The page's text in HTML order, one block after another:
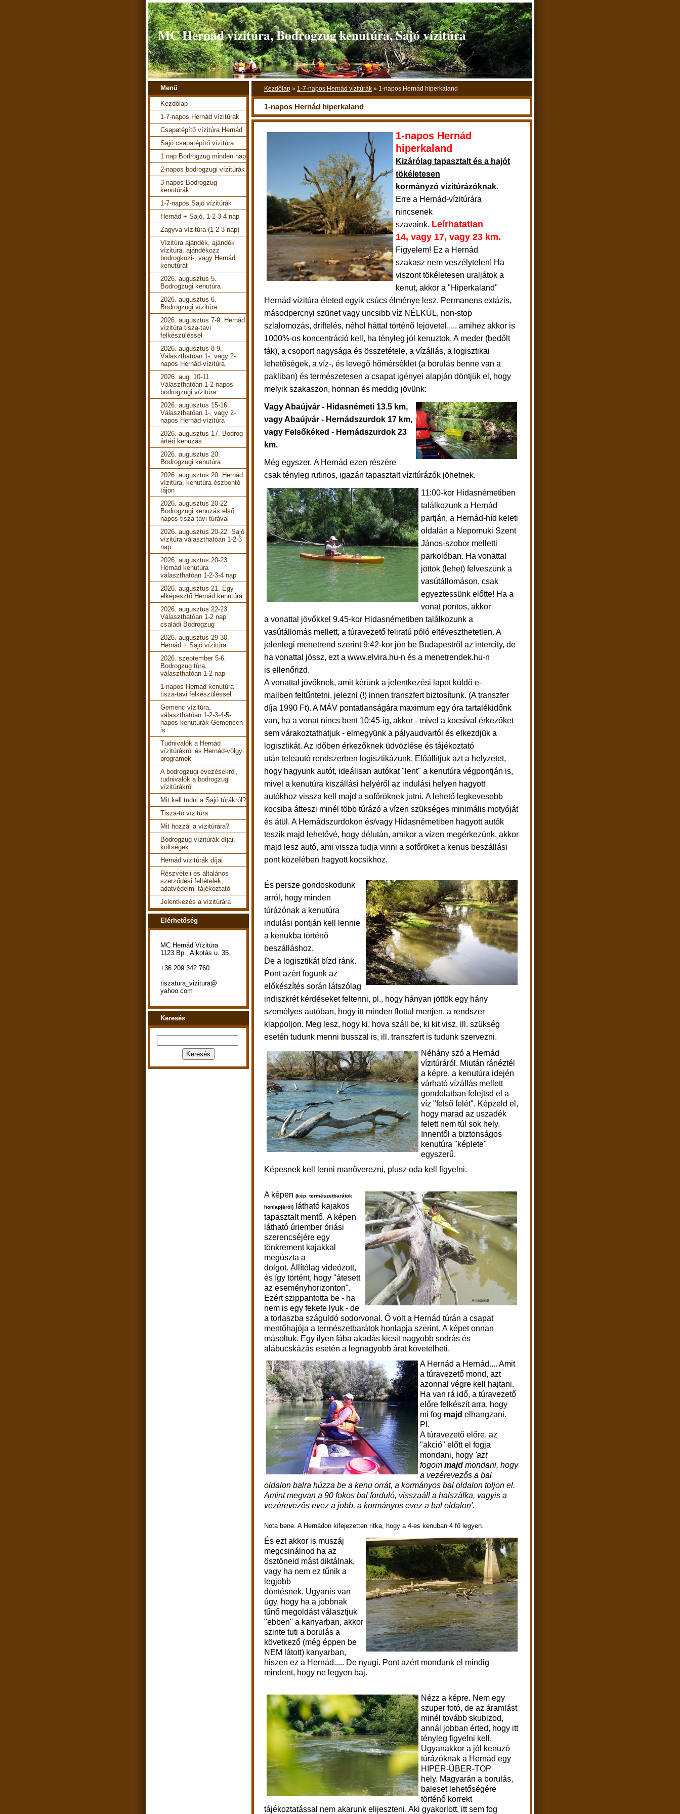
MC Hernád vízitúra, Bodrogzug kenutúra, Sajó vízitúra
Kezdőlap » 1-7-napos Hernád vízitúrák » 1-napos Hernád hiperkaland
1-napos Hernád hiperkaland
1-napos Hernád
hiperkaland
Kizárólag tapasztalt és a hajót
tökéletesen
kormányzó vízitúrázóknak.
Erre a Hernád-vízitúrára
nincsenek
szavaink. Leírhatatlan
14, vagy 17, vagy 23 km.
Figyelem! Ez a Hernád
szakasz nem veszélytelen! Ha
viszont tökéletesen uraljátok a
kenut, akkor a "Hiperkaland"
Hernád vízitúra életed egyik csúcs élménye lesz. Permanens extázis,
másodpercnyi szünet vagy uncsibb víz NÉLKÜL, non-stop
szlalomozás, driftelés, néhol háttal történő lejövetel..... amihez akkor is
1000%-os koncentráció kell, ha tényleg jól kenuztok. A meder (bedőlt
fák), a csoport nagysága és összetétele, a vízállás, a logisztikai
lehetőségek, a víz-, és levegő hőmérséklet (a borulás benne van a
pakliban) és természetesen a csapat igényei alapján döntjük el, hogy
melyik szakaszon, honnan és meddig jövünk:
Vagy Abaújvár - Hidasnémeti 13.5 km,
vagy Abaújvár - Hernádszurdok 17 km,
vagy Felsőkéked - Hernádszurdok 23
km.
Még egyszer. A Hernád ezen részére
csak tényleg rutinos, igazán tapasztalt vízitúrázók jöhetnek.
11:00-kor Hidasnémetiben
találkozunk a Hernád
partján, a Hernád-híd keleti
oldalán a Nepomuki Szent
János-szobor melletti
parkolóban. Ha vonattal
jöttök (lehet) felveszünk a
vasútállomáson, csak
egyeztessünk előtte! Ha a
vonat pontos, akkor
a vonattal jövőkkel 9.45-kor Hidasnémetiben találkozunk a
vasútállomás mellett, a túravezető feliratú póló eltéveszthetetlen. A
jelenlegi menetrend szerint 9:42-kor jön be Budapestről az intercity, de
ha vonattal jössz, ezt a www.elvira.hu-n és a menetrendek.hu-n
is ellenőrizd.
A vonattal jövőknek, amit kérünk a jelentkezési lapot küldő e-
mailben feltűntetni, jelezni (!) innen transzfert biztosítunk. (A transzfer
díja 1990 Ft). A MÁV pontatlanságára maximum egy óra tartalékidőnk
van, ha a vonat nincs bent 10:45-ig, akkor - mivel a kocsival érkezőket
sem várakoztathatjuk - elmegyünk a pályaudvartól és elkezdjük a
logisztikát. Az időben érkezőknek üdvözlése és tájékoztató
után teleautó rendszerben logisztikázunk. Előállítjuk azt a helyzetet,
hogy hagyunk autót, ideálisan autókat "lent" a kenutúra végpontján is,
mivel a kenutúra kiszállási helyéről az indulási helyen hagyott
autókhoz vissza kell majd a sofőröknek jutni. A lehető legkevesebb
kocsiba átteszi minél több túrázó a vízen szükséges minimális motyóját
és átül. A Hernádszurdokon és/vagy Hidasnémetiben hagyott autók
teszik majd lehetővé, hogy délután, amikor a vízen megérkezünk, akkor
majd lesz autó, ami vissza tudja vinni a sofőröket a kenus beszállási
pont közelében hagyott kocsikhoz.
És persze gondoskodunk
arról, hogy minden
túrázónak a kenutúra
indulási pontján kell lennie
a kenukba történő
beszálláshoz.
De a logisztikát bízd ránk.
Pont azért fogunk az
előkészítés során látszólag
indiszkrét kérdéseket feltenni, pl., hogy hányan jöttök egy hány
személyes autóban, hogy itt minden flottul menjen, a rendszer
klappoljon. Meg lesz, hogy ki, hova száll be, ki kit visz, ill. szükség
esetén tudunk menni busszal is, ill. transzfert is tudunk szervezni.
Néhány szó a Hernád
vízitúráról. Miután ránéztél
a képre, a kenutúra idején
várható vízállás mellett
gondolatban felejtsd el a
víz "felső felét". Képzeld el,
hogy marad az uszadék
felett nem túl sok hely.
Innentől a biztonságos
kenutúra "képlete"
egyszerű.
Képesnek kell lenni manőverezni, plusz oda kell figyelni.
A képen (kép: természetbarátok
honlapjáról)
látható kajakos
tapasztalt mentő. A képen
látható úriember óriási
szerencséjére egy
tönkrement kajakkal
megúszta a
dolgot. Állítólag videózott,
és így történt, hogy "átesett
az eseményhorizonton".
Ezért szippantotta be - ha
nem is egy fekete lyuk - de
a torlaszba száguldó sodorvonal. Ő volt a Hernád túrán a csapat
mentőhajója a természetbarátok honlapja szerint. A képet onnan
másoltuk. Egy ilyen fába akadás kicsit nagyobb sodrás és
alábucskázás esetén a legnagyobb árat követelheti.
A Hernád a Hernád.... Amit
a túravezető mond, azt
azonnal végre kell hajtani.
Ha van rá idő, a túravezető
előre felkészít arra, hogy
mi fog majd elhangzani.
Pl.
A túravezető előre, az
"akció" előtt el fogja
mondani, hogy 'azt
fogom majd mondani, hogy
a vezérevezős a bal
oldalon balra húzza be a kenu orrát, a kormányos bal oldalon toljon el.
Amint megvan a 90 fokos bal forduló, visszaáll a halszálka, vagyis a
vezérevezős evez a jobb, a kormányos evez a bal oldalon'.
Nota bene. A Hernádon kifejezetten ritka, hogy a 4-es kenuban 4 fő legyen.
És ezt akkor is muszáj
megcsinálnod ha az
ösztöneid mást diktálnak,
vagy ha nem ez tűnik a
legjobb
döntésnek. Ugyanis van
úgy, hogy ha a jobbnak
tűnő megoldást választjuk
"ebben" a kanyarban, akkor
szinte tuti a borulás a
következő (még éppen be
NEM látott) kanyarban,
hiszen ez a Hernád..... De nyugi. Pont azért mondunk el mindig
mindent, hogy ne legyen baj.
Nézz a képre. Nem egy
szuper fotó, de az áramlást
minél tovább skubizod,
annál jobban érted, hogy itt
tényleg figyelni kell.
Ugyanakkor a jól kenuzó
túrázóknak a Hernád egy
HIPER-ÜBER-TOP
hely. Magyarán a borulás,
baleset lehetőségére
történő korrekt
tájékoztatással nem akarunk elijeszteni. Aki gyakorlott, itt sem fog
Menü
Kezdőlap
1-7-napos Hernád vízitúrák
Csapatépítő vízitúra Hernád
Sajó csapatépítő vízitúra
1 nap Bodrogzug minden nap
2-napos bodrogzugi vízitúrák
3-napos Bodrogzug
kenutúrák
1-7-napos Sajó vízitúrák
Hernád + Sajó, 1-2-3-4 nap
Zagyva vízitúra (1-2-3 nap)
Vízitúra ajándék, ajándék
vízitúra, ajándékozz
bodrogközi-, vagy Hernád
kenutúrát
2026. augusztus 5.
Bodrogzugi kenutúra
2026. augusztus 6.
Bodrogzugi vízitúra
2026. augusztus 7-9. Hernád
vízitúra tisza-tavi
felkészüléssel
2026. augusztus 8-9.
Választhatóan 1-, vagy 2-
napos Hernád-vízitúra
2026. aug. 10-11.
Választhatóan 1-2-napos
bodrogzugi vízitúra
2026. augusztus 15-16.
Választhatóan 1-, vagy 2-
napos Hernád-vízitúra
2026. augusztus 17. Bodrog-
ártéri kenuzás
2026. augusztus 20.
Bodrogzugi kenutúra
2026. augusztus 20. Hernád
vízitúra, kenutúra észbontó
tájon
2026. augusztus 20-22.
Bodrogzugi kenuzás első
napos tisza-tavi túrával
2026. augusztus 20-22. Sajó
vízitúra választhatóan 1-2-3
nap
2026. augusztus 20-23.
Hernád kenutúra
választhatóan 1-2-3-4 nap
2026. augusztus 21. Egy
elképesztő Hernád kenutúra
2026. augusztus 22-23.
Választhatóan 1-2 nap
családi Bodrogzug
2026. augusztus 29-30.
Hernád + Sajó vízitúra
2026. szeptember 5-6.
Bodrogzug túra,
választhatóan 1-2 nap
1-napos Hernád kenutúra
tisza-tavi felkészüléssel
Gemenc vízitúra,
választhatóan 1-2-3-4-5-
napos kenutúrák Gemencen
is
Tudnivalók a Hernád
vízitúrákról és Hernád-völgyi
programok
A bodrogzugi evezésekről,
tudnivalók a bodrogzugi
vízitúrákról
Mit kell tudni a Sajó túrákról?
Tisza-tó vízitúra
Mit hozzál a vízitúrára?
Bodrogzug vízitúrák díjai,
költségek
Hernád vízitúrák díjai
Részvételi és általános
szerződési feltételek,
adatvédelmi tájékoztató
Jelentkezés a vízitúrára
Elérhetőség
MC Hernád Vízitúra
1123 Bp., Alkotás u. 35.
+36 209 342 760
tiszatura_vizitura@
yahoo.com
Keresés